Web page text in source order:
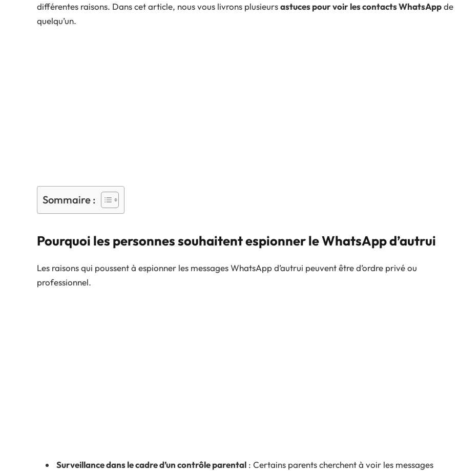
différentes raisons. Dans cet article, nous vous livrons plusieursastuces pour voir les contacts WhatsAppde
quelqu’un.
Sommaire :
Pourquoi les personnes souhaitent espionner le WhatsApp d’autrui
Les raisons qui poussent à espionner les messages WhatsApp d’autrui peuvent être d’ordre privé ou
professionnel.
Surveillance dans le cadre d’un contrôle parental : Certains parents cherchent à voir les messages